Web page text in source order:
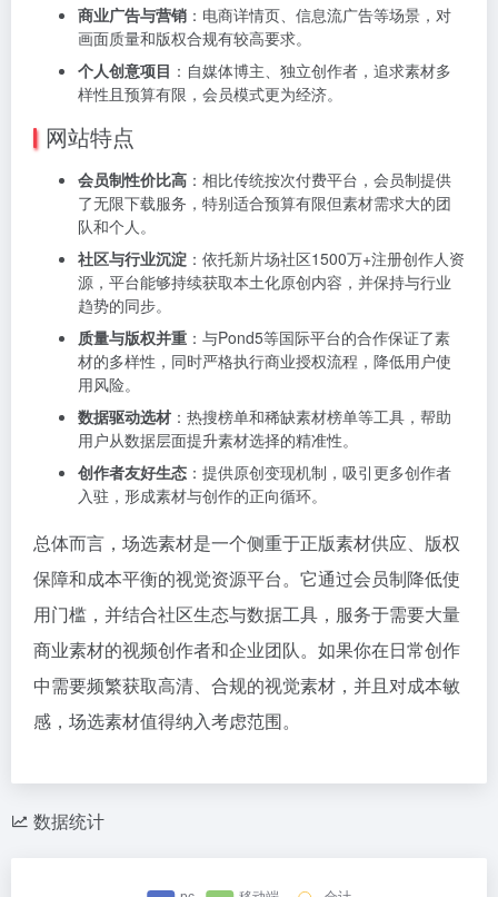
商业广告与营销 ：电商详情页、信息流广告等场景，对
画面质量和版权合规有较高要求。
个人创意项目 ：自媒体博主、独立创作者，追求素材多
样性且预算有限，会员模式更为经济。
网站特点
会员制性价比高 ：相比传统按次付费平台，会员制提供
了无限下载服务，特别适合预算有限但素材需求大的团
队和个人。
社区与行业沉淀 ：依托新片场社区1500万+注册创作人资
源，平台能够持续获取本土化原创内容，并保持与行业
趋势的同步。
质量与版权并重 ：与Pond5等国际平台的合作保证了素
材的多样性，同时严格执行商业授权流程，降低用户使
用风险。
数据驱动选材 ：热搜榜单和稀缺素材榜单等工具，帮助
用户从数据层面提升素材选择的精准性。
创作者友好生态 ：提供原创变现机制，吸引更多创作者
入驻，形成素材与创作的正向循环。
总体而言，场选素材是一个侧重于正版素材供应、版权
保障和成本平衡的视觉资源平台。它通过会员制降低使
用门槛，并结合社区生态与数据工具，服务于需要大量
商业素材的视频创作者和企业团队。如果你在日常创作
中需要频繁获取高清、合规的视觉素材，并且对成本敏
感，场选素材值得纳入考虑范围。
数据统计